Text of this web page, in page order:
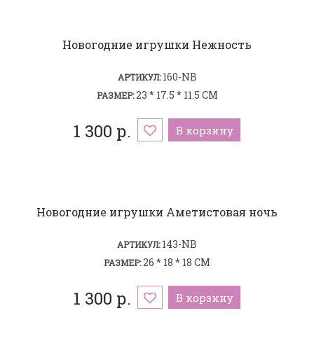
Новогодние игрушки Нежность
АРТИКУЛ:160-NB
РАЗМЕР:23 * 17.5 * 11.5 СМ
1 300 р. В корзину
Новогодние игрушки Аметистовая ночь
АРТИКУЛ:143-NB
РАЗМЕР:26 * 18 * 18 СМ
1 300 р. В корзину